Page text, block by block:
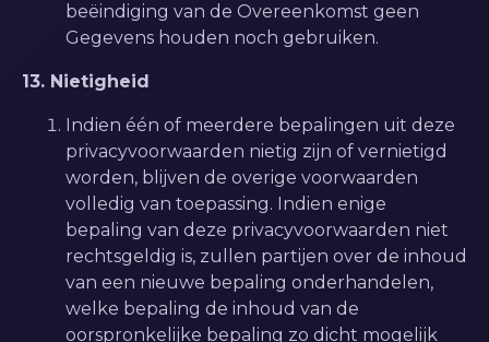
beëindiging van de Overeenkomst geen
Gegevens houden noch gebruiken.
13. Nietigheid
Indien één of meerdere bepalingen uit deze
privacyvoorwaarden nietig zijn of vernietigd
worden, blijven de overige voorwaarden
volledig van toepassing. Indien enige
bepaling van deze privacyvoorwaarden niet
rechtsgeldig is, zullen partijen over de inhoud
van een nieuwe bepaling onderhandelen,
welke bepaling de inhoud van de
oorspronkelijke bepaling zo dicht mogelijk